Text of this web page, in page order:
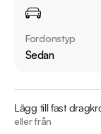
Årsskatt: Endast
Vid blandad
Besiktigad till
Servicehistorik:
2016-08-11 - 1927
Fordonstyp
Sedan
Lägg till fast
eller från